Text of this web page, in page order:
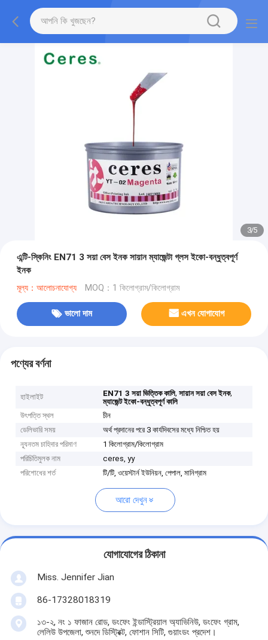
3/5
এন্টি-স্কিনিং EN71 3 সয়া বেস ইনক সায়ান ম্যাজেন্টা গ্লস ইকো-বন্ধুত্বপূর্ণ
ইনক
মূল্য：আলোচনাযোগ্য MOQ：1 কিলোগ্রাম/কিলোগ্রাম
ভালো দাম এখন যোগাযোগ
পণ্যের বর্ণনা
হাইলাইট EN71 3 সয়া ভিত্তিক কালি,সায়ান সয়া বেস ইনক,
ম্যাজেন্ট ইকো-বন্ধুত্বপূর্ণ কালি
উৎপত্তি স্থল
চীন
ডেলিভারি সময়
অর্থ প্রদানের পরে 3 কার্যদিবসের মধ্যে নিশ্চিত হয়
ন্যূনতম চাহিদার পরিমাণ
1 কিলোগ্রাম/কিলোগ্রাম
পরিচিতিমুলক নাম
ceres, yy
পরিশোধের শর্ত
টি/টি, ওয়েস্টার্ন ইউনিয়ন, পেপাল, মানিগ্রাম
আরো দেখুন
যোগাযোগের ঠিকানা
Miss. Jennifer Jian
86-17328018319
১৩-২, নং ১ ফাজান রোড, ডংফেং ইন্ডাস্ট্রিয়াল অ্যাভিনিউ, ডংফেং গ্রাম,
লেলিউ উপজেলা, শুনদে ডিস্ট্রিক্ট, ফোশান সিটি, গুয়াংডং প্রদেশ।